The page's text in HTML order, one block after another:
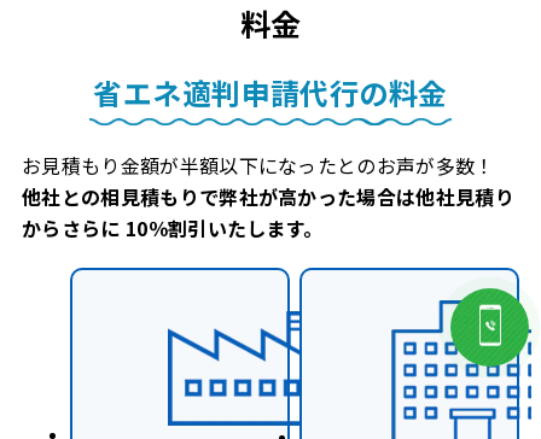
料金
省エネ適判申請代行の料金
お見積もり金額が半額以下になったとのお声が多数！
他社との相見積もりで弊社が高かった場合は他社見積り
からさらに 10％割引いたします。